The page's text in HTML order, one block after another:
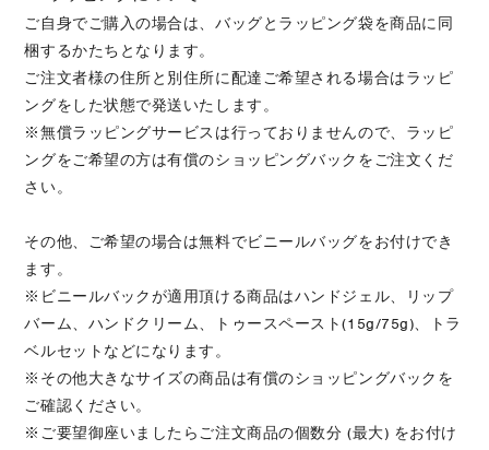
ご自身でご購入の場合は、バッグとラッピング袋を商品に同
梱するかたちとなります。
ご注文者様の住所と別住所に配達ご希望される場合はラッピ
ングをした状態で発送いたします。
※無償ラッピングサービスは行っておりませんので、ラッピ
ングをご希望の方は有償のショッピングバックをご注文くだ
さい。
その他、ご希望の場合は無料でビニールバッグをお付けでき
ます。
※ビニールバックが適用頂ける商品はハンドジェル、リップ
バーム、ハンドクリーム、トゥースペースト(15g/75g)、トラ
ベルセットなどになります。
※その他大きなサイズの商品は有償のショッピングバックを
ご確認ください。
※ご要望御座いましたらご注文商品の個数分 (最大) をお付け